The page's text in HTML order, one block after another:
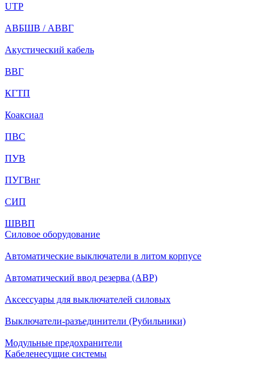
UTP
АВБШВ / АВВГ
Акустический кабель
ВВГ
КГТП
Коаксиал
ПВС
ПУВ
ПУГВнг
СИП
ШВВП
Силовое оборудование
Автоматические выключатели в литом корпусе
Автоматический ввод резерва (АВР)
Аксессуары для выключателей силовых
Выключатели-разъединители (Рубильники)
Модульные предохранители
Кабеленесущие системы